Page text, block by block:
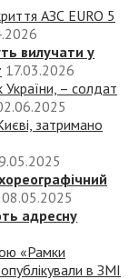
АЗС EURO 5
вилучати у
17.03.2026
– солдат
затримано
08.05.2025
адресну
«‎Рамки
в ЗМІ